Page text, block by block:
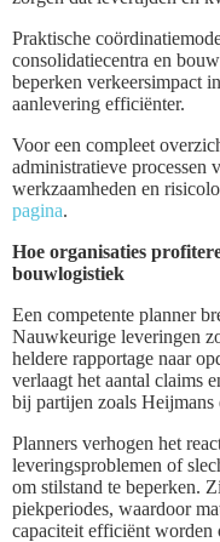
Praktische
consolidatiecentra en
beperken verkeersimpact
aanlevering efficiënter.
Voor een compleet
administratieve processen
werkzaamheden en
pagina.
Hoe organisaties
bouwlogistiek
Een competente planner
Nauwkeurige leveringen
heldere rapportage naar
verlaagt het aantal claims
bij partijen zoals
Planners verhogen het
leveringsproblemen of
om stilstand te beperken.
piekperiodes, waardoor
capaciteit efficiënt worden